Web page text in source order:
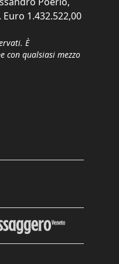
Euro 1.432.522,00
È
con qualsiasi mezzo